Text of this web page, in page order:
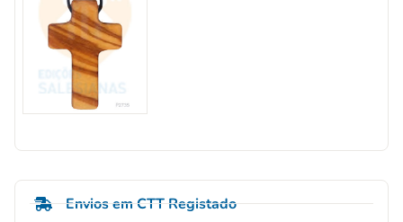
Envios em CTT Registado